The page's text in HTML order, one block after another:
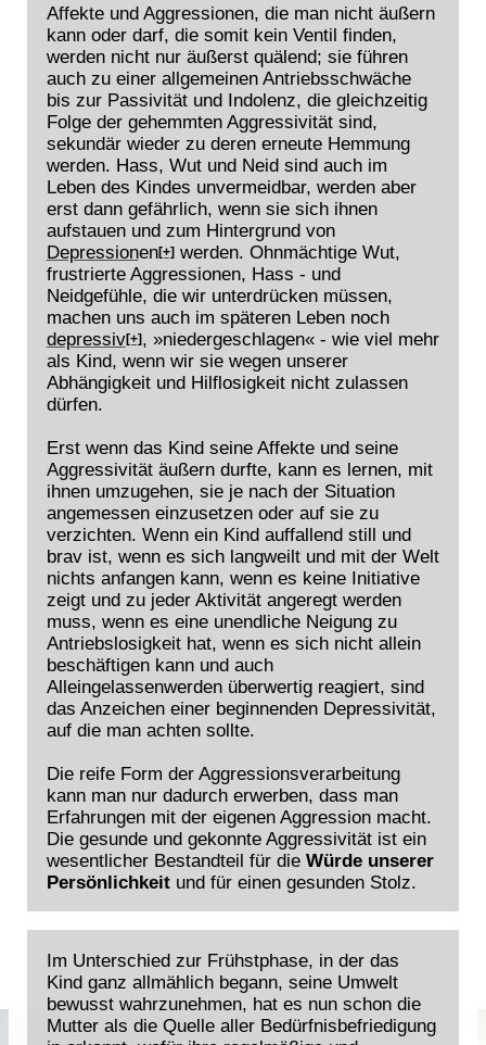
Affekte und Aggressionen, die man nicht äußern
kann oder darf, die somit kein Ventil finden,
werden nicht nur äußerst quälend; sie führen
auch zu einer allgemeinen Antriebsschwäche
bis zur Passivität und Indolenz, die gleichzeitig
Folge der gehemmten Aggressivität sind,
sekundär wieder zu deren erneute Hemmung
werden. Hass, Wut und Neid sind auch im
Leben des Kindes unvermeidbar, werden aber
erst dann gefährlich, wenn sie sich ihnen
aufstauen und zum Hintergrund von
Depressionen[+]werden. Ohnmächtige Wut,
frustrierte Aggressionen, Hass - und
Neidgefühle, die wir unterdrücken müssen,
machen uns auch im späteren Leben noch
depressiv[+], »niedergeschlagen« - wie viel mehr
als Kind, wenn wir sie wegen unserer
Abhängigkeit und Hilflosigkeit nicht zulassen
dürfen.
Erst wenn das Kind seine Affekte und seine
Aggressivität äußern durfte, kann es lernen, mit
ihnen umzugehen, sie je nach der Situation
angemessen einzusetzen oder auf sie zu
verzichten. Wenn ein Kind auffallend still und
brav ist, wenn es sich langweilt und mit der Welt
nichts anfangen kann, wenn es keine Initiative
zeigt und zu jeder Aktivität angeregt werden
muss, wenn es eine unendliche Neigung zu
Antriebslosigkeit hat, wenn es sich nicht allein
beschäftigen kann und auch
Alleingelassenwerden überwertig reagiert, sind
das Anzeichen einer beginnenden Depressivität,
auf die man achten sollte.
Die reife Form der Aggressionsverarbeitung
kann man nur dadurch erwerben, dass man
Erfahrungen mit der eigenen Aggression macht.
Die gesunde und gekonnte Aggressivität ist ein
wesentlicher Bestandteil für die Würde unserer
Persönlichkeitund für einen gesunden Stolz.
Im Unterschied zur Frühstphase, in der das
Kind ganz allmählich begann, seine Umwelt
bewusst wahrzunehmen, hat es nun schon die
Mutter als die Quelle aller Bedürfnisbefriedigung